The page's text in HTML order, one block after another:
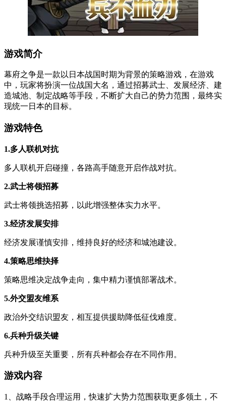
游戏简介
幕府之争是一款以日本战国时期为背景的策略游戏，在游戏
中，玩家将扮演一位战国大名，通过招募武士、发展经济、建
造城池、制定战略等手段，不断扩大自己的势力范围，最终实
现统一日本的目标。
游戏特色
1.多人联机对抗
多人联机开启碰撞，各路高手随意开启作战对抗。
2.武士将领招募
武士将领挑选招募，以此增强整体实力水平。
3.经济发展安排
经济发展谨慎安排，维持良好的经济和城池建设。
4.策略思维抉择
策略思维决定战争走向，集中精力谨慎部署战术。
5.外交盟友维系
政治外交结识盟友，相互提供援助降低征伐难度。
6.兵种升级关键
兵种升级至关重要，所有兵种都会存在不同作用。
游戏内容
1、战略手段合理运用，快速扩大势力范围获取更多领土，不